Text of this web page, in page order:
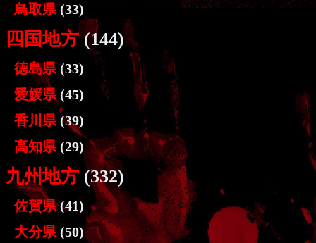
鳥取県 (33)
四国地方(144)
徳島県 (33)
愛媛県 (45)
香川県 (39)
高知県 (29)
九州地方 (332)
佐賀県(41)
大分県 (50)